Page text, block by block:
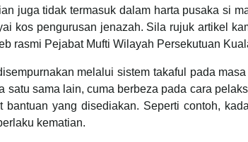
juga tidak termasuk dalam harta pusaka si
kos pengurusan jenazah. Sila rujuk artikel
rasmi Pejabat Mufti Wilayah Persekutuan
melalui sistem takaful pada
sama lain, cuma berbeza pada cara
yang disediakan. Seperti contoh,
kematian.